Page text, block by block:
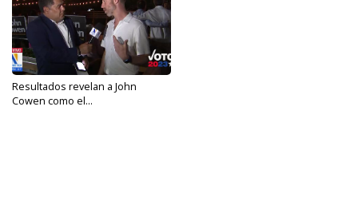
Resultados revelan a John
Cowen como el...